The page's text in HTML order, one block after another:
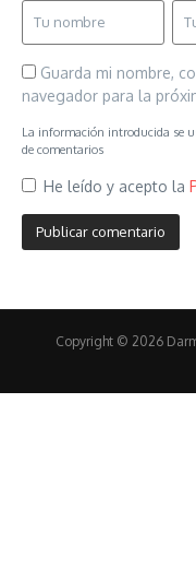
Guarda mi nombre,
navegador para la
La información introducida se
de comentarios
He leído y acepto la
Copyright © 2026